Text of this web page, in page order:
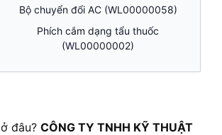
Bộ chuyển đổi AC (WL00000058)
Phích cắm dạng tẩu thuốc
(WL00000002)
ở đâu? CÔNG TY TNHH KỸ THUẬT